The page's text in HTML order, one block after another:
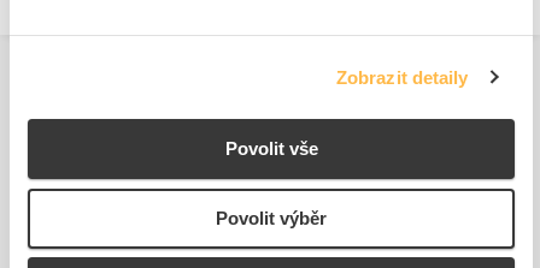
Zobrazit detaily
Povolit vše
Povolit výběr